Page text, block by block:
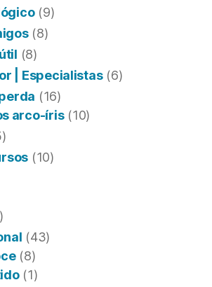
(9)
(8)
(8)
| Especialistas(6)
(16)
arco-íris(10)
(10)
(43)
(8)
(1)